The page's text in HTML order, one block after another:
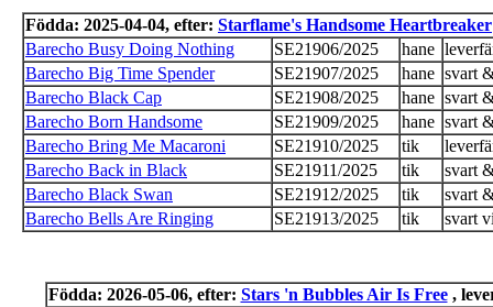
Födda: 2025-04-04, efter: Starflame's Handsome Heartbreaker
Barecho Busy Doing Nothing
SE21906/2025 hane
Barecho Big Time Spender
SE21907/2025 hane svart
Barecho Black Cap
SE21908/2025 hane svart
Barecho Born Handsome
SE21909/2025 hane svart
Barecho Bring Me Macaroni
SE21910/2025 tik
Barecho Back in Black
SE21911/2025 tik
svart
Barecho Black Swan
SE21912/2025 tik
svart
Barecho Bells Are Ringing
SE21913/2025 tik svart
Födda: 2026-05-06, efter: Stars 'n Bubbles Air Is Free,